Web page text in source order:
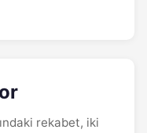
rekabet, iki